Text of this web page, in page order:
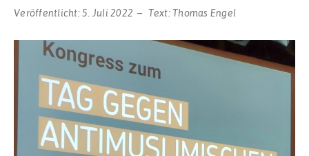
Veröffentlicht:5. Juli 2022 Text:Thomas Engel